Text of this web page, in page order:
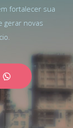
fortalecer sua
gerar novas